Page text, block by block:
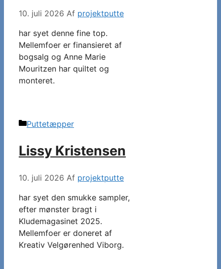
10. juli 2026 Af projektputte
har syet denne fine top.
Mellemfoer er finansieret af
bogsalg og Anne Marie
Mouritzen har quiltet og
monteret.
Kategorier
Puttetæpper
Lissy Kristensen
10. juli 2026 Af projektputte
har syet den smukke sampler,
efter mønster bragt i
Kludemagasinet 2025.
Mellemfoer er doneret af
Kreativ Velgørenhed Viborg.